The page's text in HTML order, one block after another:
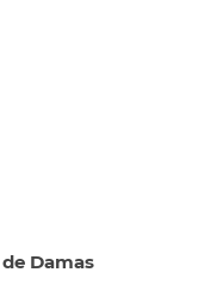
Damas